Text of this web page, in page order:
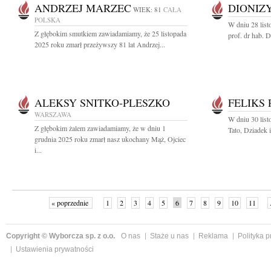
ANDRZEJ MARZEC WIEK: 81 CAŁA
POLSKA
Z głębokim smutkiem zawiadamiamy, że 25 listopada
2025 roku zmarł przeżywszy 81 lat Andrzej...
W dniu 28
prof. dr hab.
ALEKSY SNITKO-PLESZKO
WARSZAWA
Z głębokim żalem zawiadamiamy, że w dniu 1
grudnia 2025 roku zmarł nasz ukochany Mąż, Ojciec
i...
FELIKS
W dniu 30
Tato, Dziadek
« poprzednie 1 2 3 4 5 6 7 8 9 10 11
Copyright © Wyborcza sp. z o.o. O nas Staże u nas Reklama
Polityka
Ustawienia prywatności